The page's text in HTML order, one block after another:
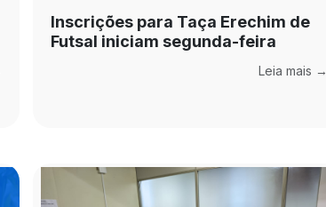
Inscrições para Taça Erechim de
Futsal iniciam segunda-feira
Leia mais →